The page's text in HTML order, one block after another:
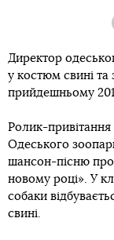
Директор
у костюм свині та
прийдешньому
Ролик-привітання
Одеського
шансон-пісню
новому році». У
собаки
свині.